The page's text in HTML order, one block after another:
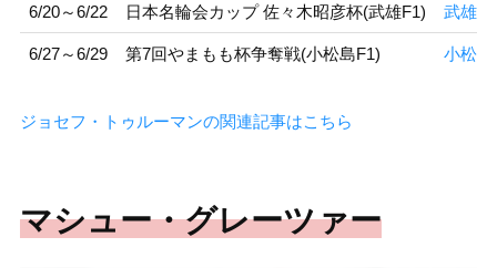
6/20～6/22 日本名輪会カップ 佐々木昭彦杯(武雄F1) 武雄
6/27～6/29 第7回やまもも杯争奪戦(小松島F1) 小松
ジョセフ・トゥルーマンの関連記事はこちら
マシュー・グレーツァー